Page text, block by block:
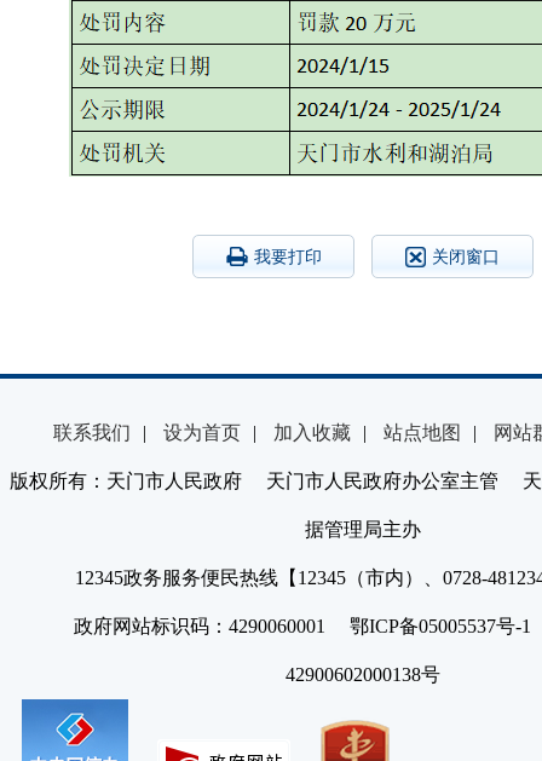
我要打印 关闭窗口
联系我们 | 设为首页 | 加入收藏 | 站点地图 | 网站
版权所有：天门市人民政府 天门市人民政府办公室主管 天
据管理局主办
12345政务服务便民热线【12345（市内）、0728-
政府网站标识码：4290060001 鄂ICP备05005537号
42900602000138号